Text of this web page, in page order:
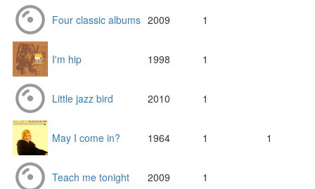
Four classic albums 2009 1
I'm hip 1998 1
Little jazz bird 2010 1
May I come in? 1964 1 1
Teach me tonight 2009 1